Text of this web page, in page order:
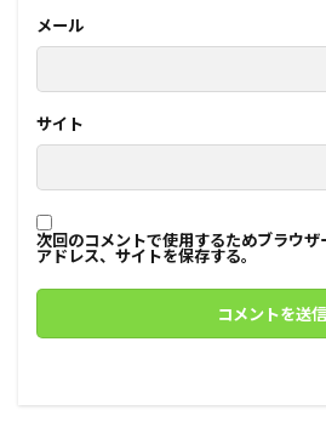
メール
サイト
次回のコメントで使用するためブラウ
アドレス、サイトを保存する。